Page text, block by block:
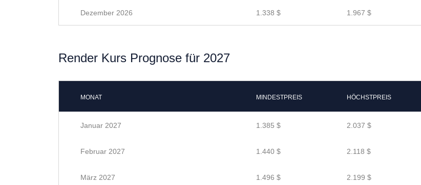
Dezember 2026 1.338 $ 1.967 $
Render Kurs Prognose für 2027
MONAT MINDESTPREIS HÖCHSTPREIS
Januar 2027 1.385 $ 2.037 $
Februar 2027 1.440 $ 2.118 $
März 2027 1.496 $ 2.199 $